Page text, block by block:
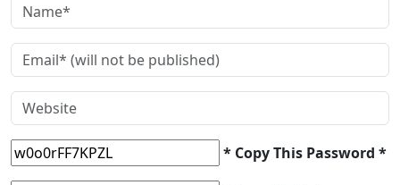
* Copy This Password *